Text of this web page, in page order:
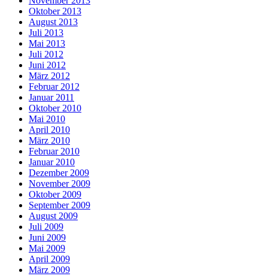
Oktober 2013
August 2013
Juli 2013
Mai 2013
Juli 2012
Juni 2012
März 2012
Februar 2012
Januar 2011
Oktober 2010
Mai 2010
April 2010
März 2010
Februar 2010
Januar 2010
Dezember 2009
November 2009
Oktober 2009
September 2009
August 2009
Juli 2009
Juni 2009
Mai 2009
April 2009
März 2009